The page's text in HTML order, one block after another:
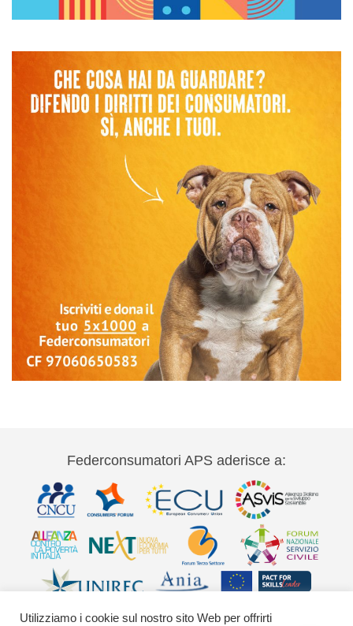
Federconsumatori APS aderisce a:
Utilizziamo i cookie sul nostro sito Web per offrirti